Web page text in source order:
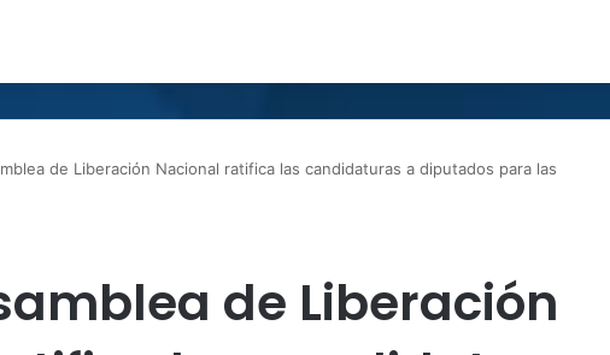
de Liberación Nacional ratifica las candidaturas a diputados para las
de Liberación